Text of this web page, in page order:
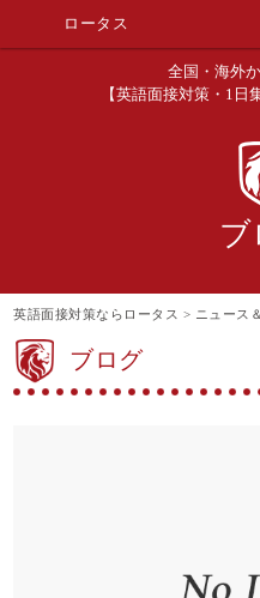
ロータス
全国・海外
【英語面接対策・1日
英語面接対策ならロータス > ニュース
ブログ